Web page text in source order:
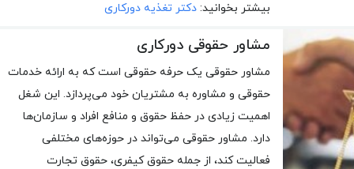
بیشتر بخوانید: دکتر تغذیه دورکاری
مشاور حقوقی دورکاری
مشاور حقوقی یک حرفه حقوقی است که به ارائه خدمات
حقوقی و مشاوره به مشتریان خود می‌پردازد. این شغل
اهمیت زیادی در حفظ حقوق و منافع افراد و سازمان‌ها
دارد. مشاور حقوقی می‌تواند در حوزه‌های مختلفی
فعالیت کند، از جمله حقوق کیفری، حقوق تجارت